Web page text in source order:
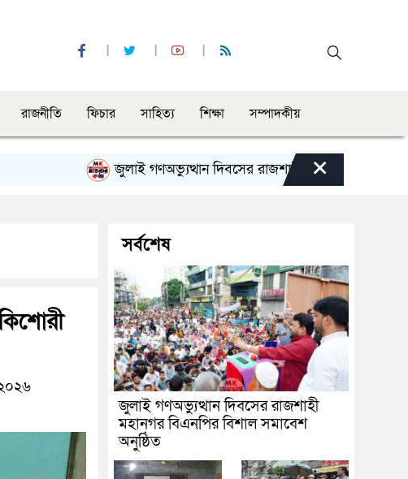
রাজনীতি ফিচার সাহিত্য শিক্ষা সম্পাদকীয়
জুলাই গণঅভ্যুত্থান দিবসের রাজশাহী মহানগর বিএনপির বিশাল
×
সর্বশেষ
জুলাই গণঅভ্যুত্থান দিবসের রাজশাহী
মহানগর বিএনপির বিশাল সমাবেশ
অনুষ্ঠিত